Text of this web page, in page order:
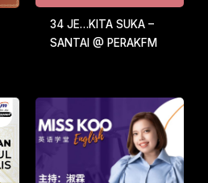
34 JE…KITA SUKA –
SANTAI @ PERAKFM